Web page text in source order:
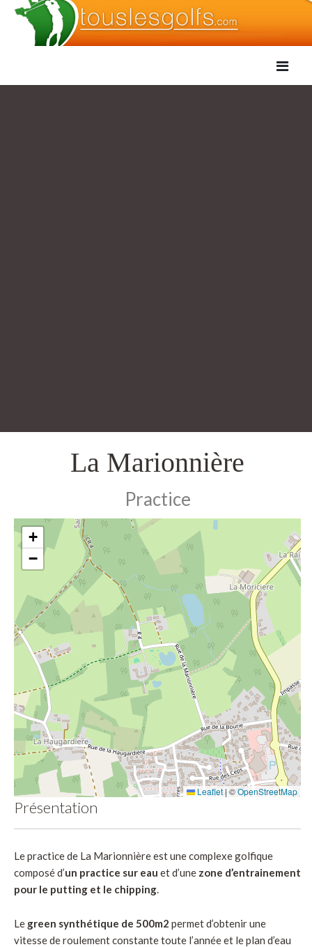
La Marionnière
Practice
+
−
Leaflet|©OpenStreetMap
Présentation
Le practice de La Marionnière est une complexe golfique
composé d’un practice sur eau et d’une zone d’entrainement
pour le putting et le chipping.
Le green synthétique de 500m2 permet d’obtenir une
vitesse de roulement constante toute l’année et le plan d’eau